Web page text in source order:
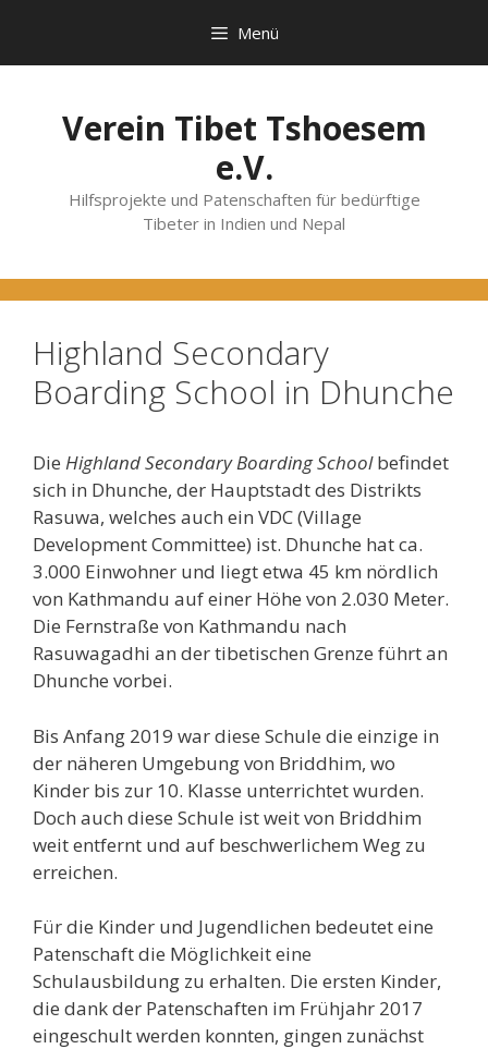
springen
Menü
Verein Tibet Tshoesem
e.V.
Hilfsprojekte und Patenschaften für bedürftige
Tibeter in Indien und Nepal
Highland Secondary
Boarding School in Dhunche
Die Highland Secondary Boarding Schoolbefindet
sich in Dhunche, der Hauptstadt des Distrikts
Rasuwa, welches auch ein VDC (Village
Development Committee) ist. Dhunche hat ca.
3.000 Einwohner und liegt etwa 45 km nördlich
von Kathmandu auf einer Höhe von 2.030 Meter.
Die Fernstraße von Kathmandu nach
Rasuwagadhi an der tibetischen Grenze führt an
Dhunche vorbei.
Bis Anfang 2019 war diese Schule die einzige in
der näheren Umgebung von Briddhim, wo
Kinder bis zur 10. Klasse unterrichtet wurden.
Doch auch diese Schule ist weit von Briddhim
weit entfernt und auf beschwerlichem Weg zu
erreichen.
Für die Kinder und Jugendlichen bedeutet eine
Patenschaft die Möglichkeit eine
Schulausbildung zu erhalten. Die ersten Kinder,
die dank der Patenschaften im Frühjahr 2017
eingeschult werden konnten, gingen zunächst